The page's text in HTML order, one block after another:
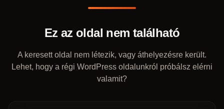
Ez az oldal nem található
A keresett oldal nem létezik, vagy áthelyezésre került.
Lehet, hogy a régi WordPress oldalunkról próbálsz elérni
valamit?